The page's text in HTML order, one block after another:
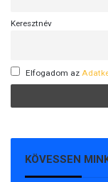
Keresztnév
Elfogadom az
KÖVESSEN